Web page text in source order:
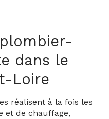
dans le Maine-et-Loire
dans le
Loire
réalisent à la fois les
et de chauffage,